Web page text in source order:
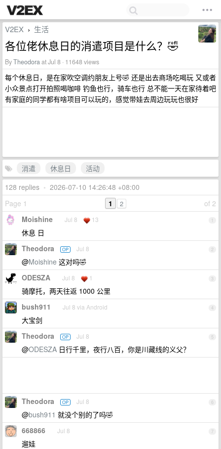
V2EX › 生活
各位佬休息日的消遣项目是什么？🤣
ByTheodoraat Jul 8 · 11648 views
每个休息日，是在家吹空调约朋友上号🤣 还是出去商场吃喝玩 又或者
小众景点打开拍照喝咖啡 钓鱼也行，骑车也行 总不能一天在家待着吧
有家庭的同学都有啥项目可以玩的，感觉带娃去周边玩玩也很好
消遣 休息日
活动
128 replies • 2026-07-10 14:26:48 +08:00
Page 1
of 2
1 2
1
Moishine Jul 8 13
休息 日
2
Theodora OP Jul 8
@Moishine 这对吗🤣
3
ODESZA Jul 8 1
骑摩托，两天往返 1000 公里
4
bush911 Jul 8 via Android
大宝剑
5
Theodora OP Jul 8
@ODESZA 日行千里，夜行八百，你是川藏线的义父？
6
Theodora OP Jul 8
@bush911 就没个别的了吗🤣
7
668866 Jul 8
遛娃